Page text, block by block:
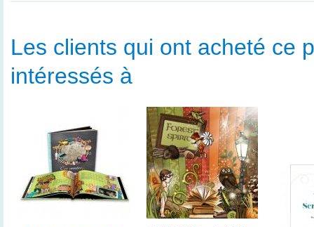
Les clients qui ont acheté ce
intéressés à